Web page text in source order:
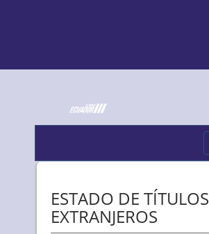
ESTADO DE TÍTULOS
EXTRANJEROS